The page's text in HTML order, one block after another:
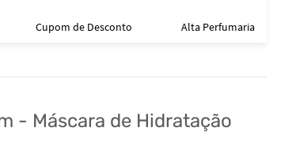
Cupom de Desconto Alta Perfumaria
- Máscara de Hidratação